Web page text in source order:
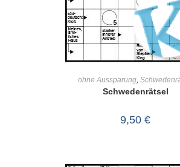
ohne Aussparung,
Schwedenrätsel
9,50 €